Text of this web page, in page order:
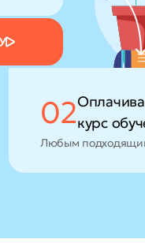
02курс
Любым